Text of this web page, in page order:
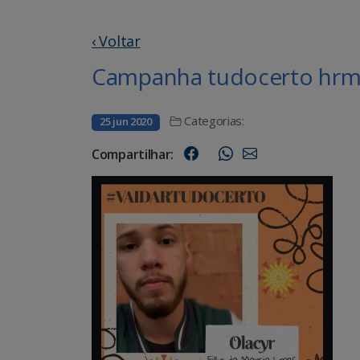
‹ Voltar
Campanha tudocerto
25 jun 2020 Categorias:
Compartilhar: